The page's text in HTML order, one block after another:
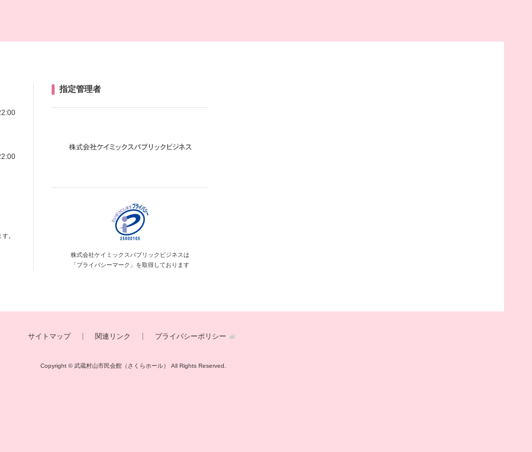
。
指定管理者
株式会社ケイミックス パブリックビジネスは
「プライバシーマーク」を取得しております
サイトマップ 関連リンク プライバシーポリシー
Copyright © 武蔵村山市民会館（さくらホール） All Rights Reserved.